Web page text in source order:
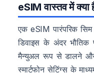
eSIM वास्तव में क्या
एक eSIM पारंपरिक
डिवाइस के अंदर भौतिक
मैन्युअल रूप से डालने और
स्मार्टफोन सेटिंग्स के